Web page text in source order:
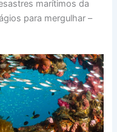
marítimos da
para mergulhar –